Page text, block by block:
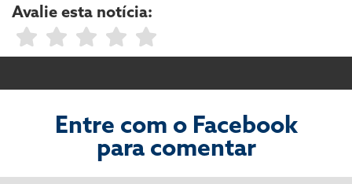
Avalie esta notícia:
Entre com o Facebook
para comentar